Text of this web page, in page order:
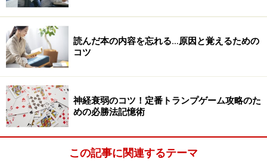
る記憶と結びつける、つまり関連付けることが必須とな
ります。
ただ、いったん結びついたとしても、最初はその結びつ
きは弱く、だんだんと切れていくようになっています。
ずっと結びついたままでいてほしい、と思うかもしれま
せんが、それでは重要なものも重要でないものも同じよ
読んだ本の内容を忘れる…原因と覚えるための
コツ
神経衰弱のコツ！定番トランプゲーム攻略のた
めの必勝法記憶術
この記事に関連するテーマ